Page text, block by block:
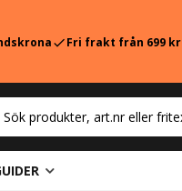
checkFri frakt från 699